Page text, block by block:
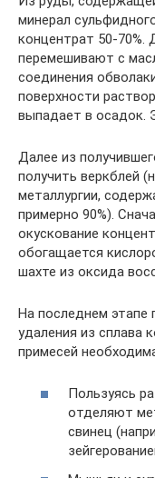
минерал
концентрат 50-70%.
перемешивают с
соединения
поверхности
выпадает в осадок.
Далее из
получить веркблей
металлургии,
примерно 90%).
окускование
обогащается
шахте из оксида
На последнем этапе
удаления из сплава
примесей
Пользуясь
отделяют
свинец